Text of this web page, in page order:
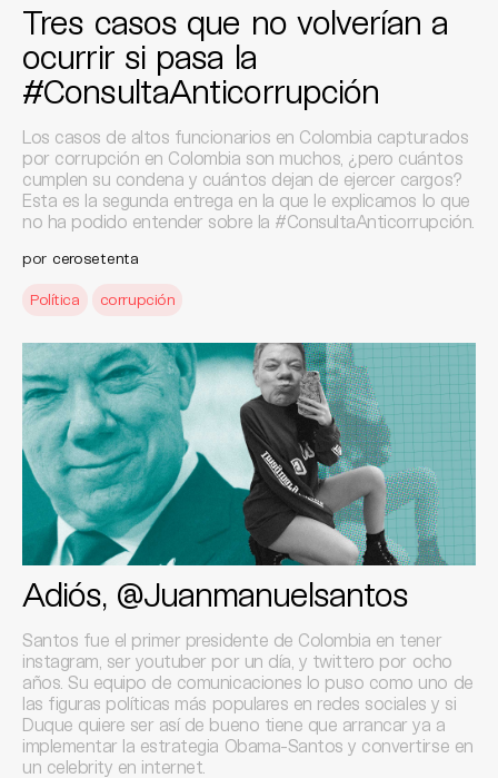
Tres casos que no volverían a
ocurrir si pasa la
#ConsultaAnticorrupción
Los casos de altos funcionarios en Colombia capturados
por corrupción en Colombia son muchos, ¿pero cuántos
cumplen su condena y cuántos dejan de ejercer cargos?
Esta es la segunda entrega en la que le explicamos lo que
no ha podido entender sobre la #ConsultaAnticorrupción.
por cerosetenta
Política corrupción
Adiós, @Juanmanuelsantos
Santos fue el primer presidente de Colombia en tener
instagram, ser youtuber por un día, y twittero por ocho
años. Su equipo de comunicaciones lo puso como uno de
las figuras políticas más populares en redes sociales y si
Duque quiere ser así de bueno tiene que arrancar ya a
implementar la estrategia Obama-Santos y convertirse en
un celebrity en internet.